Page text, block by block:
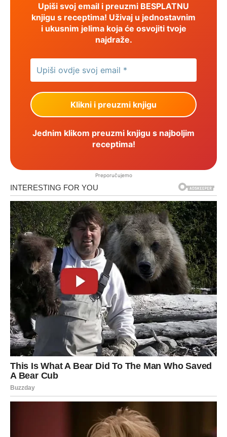
Upiši svoj email i preuzmi BESPLATNU
knjigu s receptima! Uživaj u jednostavnim
i ukusnim jelima koja će osvojiti tvoje
najdraže.
Jednim klikom preuzmi knjigu s najboljim
receptima!
Preporučujemo